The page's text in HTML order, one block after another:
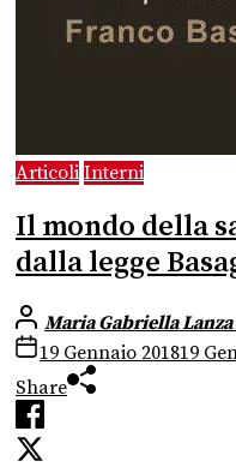
Articoli Interni
Il mondo della
dalla legge
Maria Gabriella Lanza
19 Gennaio 201819
Share